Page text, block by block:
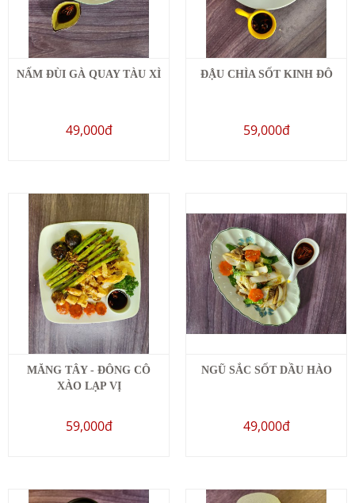
NẤM ĐÙI GÀ QUAY TÀU XÌ
49,000đ
ĐẬU CHÌA SỐT KINH ĐÔ
59,000đ
MĂNG TÂY - ĐÔNG CÔ
XÀO LẠP VỊ
59,000đ
NGŨ SẮC SỐT DẦU HÀO
49,000đ